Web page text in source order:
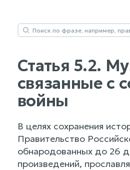
Статья 5.2.
связанные с
войны
В целях сохранения
Правительство
обнародованных до 26
произведений,